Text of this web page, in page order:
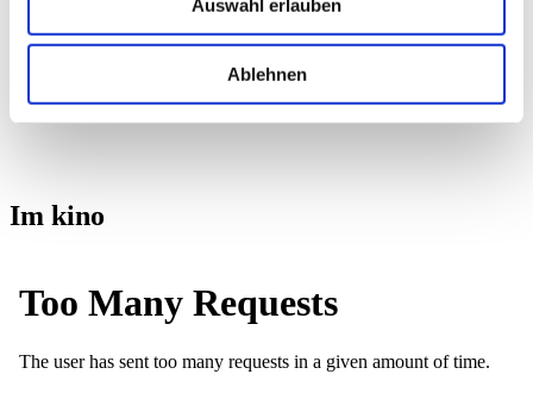
Auswahl erlauben
Ablehnen
Galerie
Im kino